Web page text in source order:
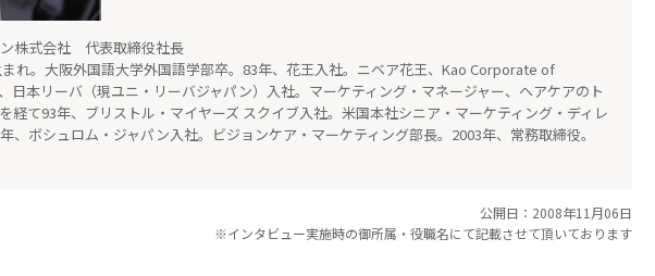
株式会社 代表取締役社長
れ。大阪外国語大学外国語学部卒。83年、花王入社。ニベア花王、Kao Corporate of
日本リーバ（現ユニ・リーバジャパン）入社。マーケティング・マネージャー、ヘアケアのト
経て93年、ブリストル・マイヤーズ スクイブ入社。米国本社シニア・マーケティング・ディレ
、ボシュロム・ジャパン入社。ビジョンケア・マーケティング部長。2003年、常務取締役。
公開日：2008年11月06日
※インタビュー実施時の御所属・役職名にて記載させて頂いております